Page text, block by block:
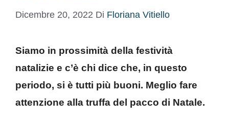
Dicembre 20, 2022 Di Floriana Vitiello
Siamo in prossimità della festività
natalizie e c’è chi dice che, in questo
periodo, si è tutti più buoni. Meglio fare
attenzione alla truffa del pacco di Natale.